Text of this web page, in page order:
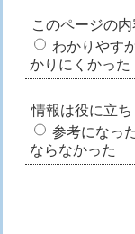
このページの
わかりやす
かりにくかった
情報は役に立ち
参考になっ
ならなかった